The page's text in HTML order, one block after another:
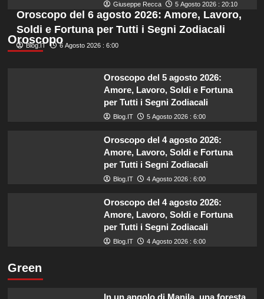
Giuseppe Recca 5 Agosto 2026 : 20:10
Oroscopo
Oroscopo del 6 agosto 2026: Amore, Lavoro,
Soldi e Fortuna per Tutti i Segni Zodiacali
Blog.IT 6 Agosto 2026 : 6:00
Oroscopo del 5 agosto 2026:
Amore, Lavoro, Soldi e Fortuna
per Tutti i Segni Zodiacali
Blog.IT 5 Agosto 2026 : 6:00
Oroscopo del 4 agosto 2026:
Amore, Lavoro, Soldi e Fortuna
per Tutti i Segni Zodiacali
Blog.IT 4 Agosto 2026 : 6:00
Oroscopo del 4 agosto 2026:
Amore, Lavoro, Soldi e Fortuna
per Tutti i Segni Zodiacali
Blog.IT 4 Agosto 2026 : 6:00
Green